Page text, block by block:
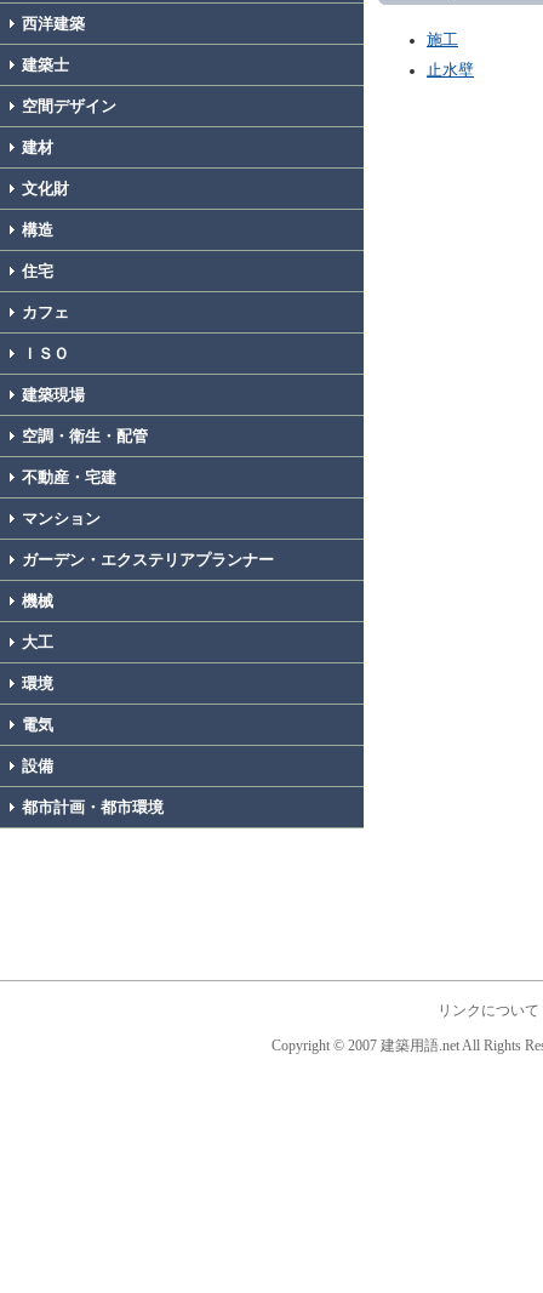
西洋建築
建築士
空間デザイン
建材
文化財
構造
住宅
カフェ
ＩＳＯ
建築現場
空調・衛生・配管
不動産・宅建
マンション
ガーデン・エクステリアプランナー
機械
大工
環境
電気
設備
都市計画・都市環境
施工
止水壁
リンクについて
Copyright © 2007 建築用語.net All Rights